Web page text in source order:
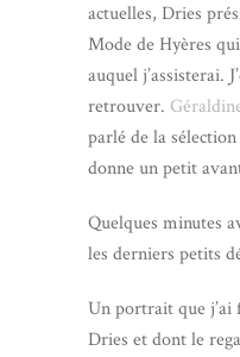
actuelles, Dries
Mode de Hyères
auquel j’assisterai.
retrouver.
parlé de la
donne un petit
Quelques minutes
les derniers petits
Un portrait que j’ai
Dries et dont le